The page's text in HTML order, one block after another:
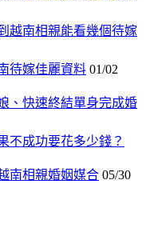
越南相親能看幾個待嫁
待嫁佳麗資料 01/02
、快速終結單身完成婚
不成功要花多少錢？
南相親婚姻媒合 05/30